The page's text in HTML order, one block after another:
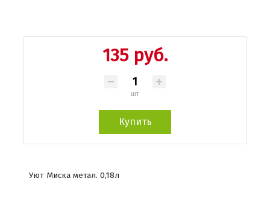
135 руб.
шт
Купить
Уют Миска метал. 0,18л